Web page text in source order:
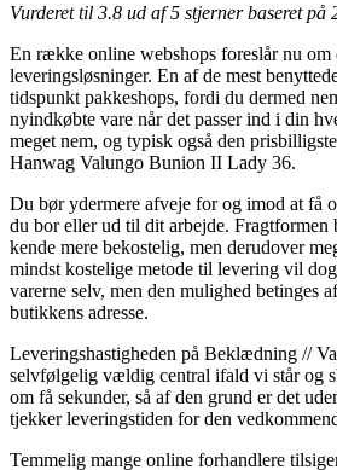
Vurderet til 3.8 ud af 5 stjerner baseret på
En række online webshops foreslår nu om
leveringsløsninger. En af de mest
tidspunkt pakkeshops, fordi du dermed
nyindkøbte vare når det passer ind i din
meget nem, og typisk også den
Hanwag Valungo Bunion II Lady 36.
Du bør ydermere afveje for og imod at få
du bor eller ud til dit arbejde. Fragtformen
kende mere bekostelig, men derudover
mindst kostelige metode til levering vil
varerne selv, men den mulighed betinges
butikkens adresse.
Leveringshastigheden på Beklædning //
selvfølgelig vældig central ifald vi står og
om få sekunder, så af den grund er det
tjekker leveringstiden for den
Temmelig mange online forhandlere